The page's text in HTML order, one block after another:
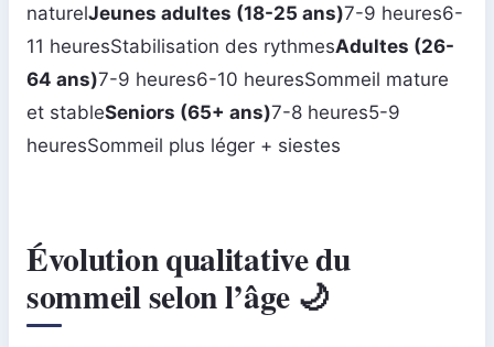
naturelJeunes adultes (18-25 ans)7-9 heures6-
11 heuresStabilisation des rythmesAdultes (26-
64 ans)7-9 heures6-10 heuresSommeil mature
et stableSeniors (65+ ans)7-8 heures5-9
heuresSommeil plus léger + siestes
Évolution qualitative du
sommeil selon l’âge 🌙